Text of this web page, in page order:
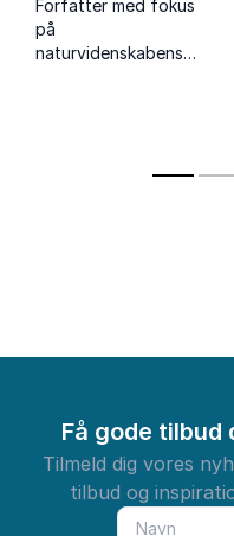
Forfatter med fokus
på
naturvidenskabens
Få gode tilbud
Tilmeld dig vores
tilbud og